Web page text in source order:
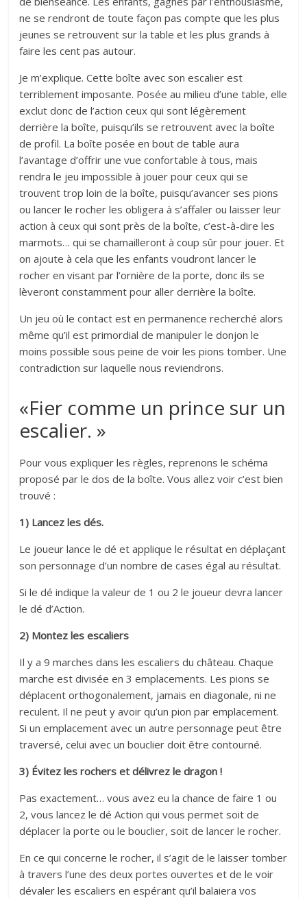
ne se rendront de toute façon pas compte que les plus
jeunes se retrouvent sur la table et les plus grands à
faire les cent pas autour.
Je m’explique. Cette boîte avec son escalier est
terriblement imposante. Posée au milieu d’une table, elle
exclut donc de l’action ceux qui sont légèrement
derrière la boîte, puisqu’ils se retrouvent avec la boîte
de profil. La boîte posée en bout de table aura
l’avantage d’offrir une vue confortable à tous, mais
rendra le jeu impossible à jouer pour ceux qui se
trouvent trop loin de la boîte, puisqu’avancer ses pions
ou lancer le rocher les obligera à s’affaler ou laisser leur
action à ceux qui sont près de la boîte, c’est-à-dire les
marmots… qui se chamailleront à coup sûr pour jouer. Et
on ajoute à cela que les enfants voudront lancer le
rocher en visant par l’ornière de la porte, donc ils se
lèveront constamment pour aller derrière la boîte.
Un jeu où le contact est en permanence recherché alors
même qu’il est primordial de manipuler le donjon le
moins possible sous peine de voir les pions tomber. Une
contradiction sur laquelle nous reviendrons.
«Fier comme un prince sur un
escalier. »
Pour vous expliquer les règles, reprenons le schéma
proposé par le dos de la boîte. Vous allez voir c’est bien
trouvé :
1) Lancez les dés.
Le joueur lance le dé et applique le résultat en déplaçant
son personnage d’un nombre de cases égal au résultat.
Si le dé indique la valeur de 1 ou 2 le joueur devra lancer
le dé d’Action.
2) Montez les escaliers
Il y a 9 marches dans les escaliers du château. Chaque
marche est divisée en 3 emplacements. Les pions se
déplacent orthogonalement, jamais en diagonale, ni ne
reculent. Il ne peut y avoir qu’un pion par emplacement.
Si un emplacement avec un autre personnage peut être
traversé, celui avec un bouclier doit être contourné.
3) Évitez les rochers et délivrez le dragon !
Pas exactement… vous avez eu la chance de faire 1 ou
2, vous lancez le dé Action qui vous permet soit de
déplacer la porte ou le bouclier, soit de lancer le rocher.
En ce qui concerne le rocher, il s’agit de le laisser tomber
à travers l’une des deux portes ouvertes et de le voir
dévaler les escaliers en espérant qu’il balaiera vos